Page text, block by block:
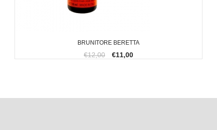
BRUNITORE BERETTA
€12,00 €11,00